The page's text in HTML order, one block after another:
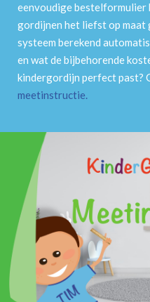
eenvoudige bestelformulier
gordijnen het liefst op maat
systeem berekend
en wat de bijbehorende
kindergordijn perfect past?
meetinstructie.